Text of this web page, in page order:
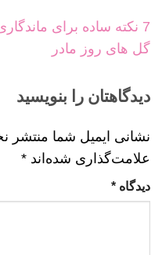
7 نکته ساده برای
گل های روز مادر
دیدگاهتان را بنویسید
نشانی ایمیل شما منتشر
علامت‌گذاری شده‌اند *
دیدگاه *